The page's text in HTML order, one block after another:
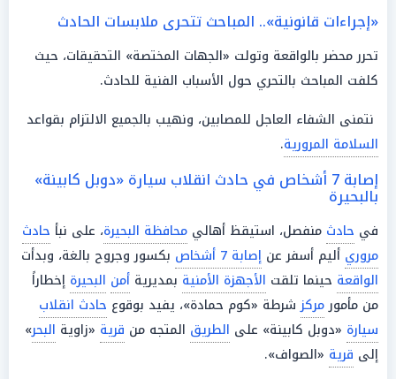
«إجراءات قانونية».. المباحث تتحرى ملابسات الحادث
تحرر محضر بالواقعة وتولت «الجهات المختصة» التحقيقات، حيث
كلفت المباحث بالتحري حول الأسباب الفنية للحادث.
نتمنى الشفاء العاجل للمصابين، ونهيب بالجميع الالتزام بقواعد
السلامة المرورية.
إصابة 7 أشخاص في حادث انقلاب سيارة «دوبل كابينة»
بالبحيرة
في حادث منفصل، استيقظ أهالي محافظة البحيرة، على نبأ حادث
مروري أليم أسفر عن إصابة 7 أشخاص
بكسور وجروح بالغة، وبدأت
الواقعة حينما تلقت الأجهزة الأمنية بمديرية أمن البحيرة إخطاراً
من مأمورمركزشرطة «كوم حمادة»، يفيد بوقوع حادث انقلاب
سيارة «دوبل كابينة» على الطريق المتجه من قرية «زاوية البحر»
إلى قرية «الصواف».